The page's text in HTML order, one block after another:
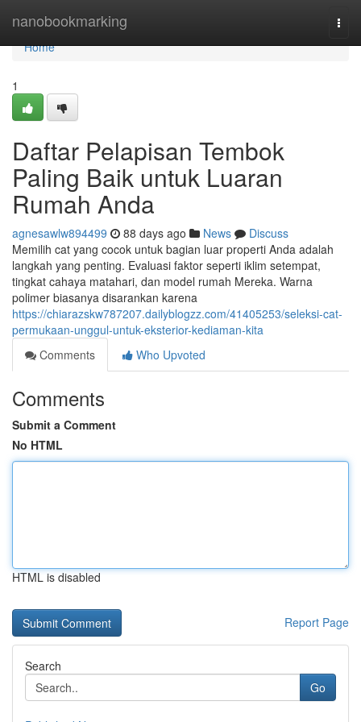
nanobookmarking
Home
Home
1
Daftar Pelapisan Tembok
Paling Baik untuk Luaran
Rumah Anda
agnesawlw894499 88 days ago News
Discuss
Memilih cat yang cocok untuk bagian luar properti Anda adalah
langkah yang penting. Evaluasi faktor seperti iklim setempat,
tingkat cahaya matahari, dan model rumah Mereka. Warna
polimer biasanya disarankan karena
https://chiarazskw787207.dailyblogzz.com/41405253/seleksi-cat-
permukaan-unggul-untuk-eksterior-kediaman-kita
Comments
Who Upvoted
Comments
Submit a Comment
No HTML
HTML is disabled
Report Page
Search
Go